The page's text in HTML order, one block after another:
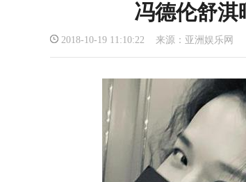
冯德伦舒淇
2018-10-19 11:10:22 来源：亚洲娱乐网